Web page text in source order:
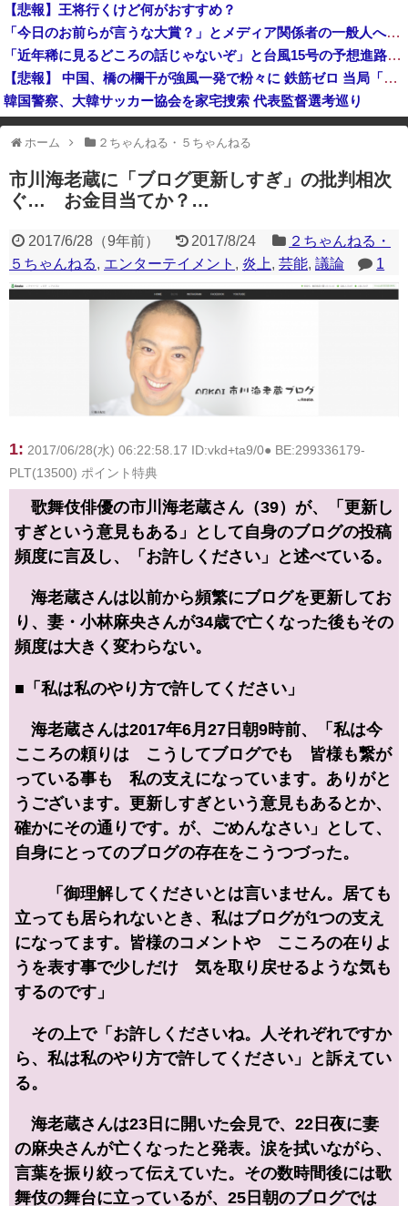
【悲報】王将行くけど何がおすすめ？
「今日のお前らが言うな大賞？」とメディア関係者の一般人への苦言にツッコミ殺到、被災地の避難所でカメラまわすのは……
「近年稀に見るどころの話じゃないぞ」と台風15号の予想進路に困惑する人が多数、偏西風が全く通用していないんだけど……
【悲報】 中国、橋の欄干が強風一発で粉々に 鉄筋ゼロ 当局「接着剤でくっつけただけ」「正常で、品質問題はない」
韓国警察、大韓サッカー協会を家宅捜索 代表監督選考巡り
「中国人ってこんなに嫌われているの？」日本生活9年目で明かす本心！
一部のコンテンツが表示されなくなったり、サイト全体のレイアウトが崩れ
たりする場合があります。
ホーム ２ちゃんねる・５ちゃんねる
市川海老蔵に「ブログ更新しすぎ」の批判相次
ぐ… お金目当てか？…
2017/6/28（9年前） 2017/8/24
２ちゃんねる・
５ちゃんねる, エンターテイメント , 炎上, 芸能, 議論 1
1: 2017/06/28(水) 06:22:58.17 ID:vkd+ta9/0● BE:299336179-
PLT(13500) ポイント特典
歌舞伎俳優の市川海老蔵さん（39）が、「更新し
すぎという意見もある」として自身のブログの投稿
頻度に言及し、「お許しください」と述べている。
海老蔵さんは以前から頻繁にブログを更新してお
り、妻・小林麻央さんが34歳で亡くなった後もその
頻度は大きく変わらない。
■「私は私のやり方で許してください」
海老蔵さんは2017年6月27日朝9時前、「私は今
こころの頼りは こうしてブログでも 皆様も繋が
っている事も 私の支えになっています。ありがと
うございます。更新しすぎという意見もあるとか、
確かにその通りです。が、ごめんなさい」として、
自身にとってのブログの存在をこうつづった。
「御理解してくださいとは言いません。居ても
立っても居られないとき、私はブログが1つの支え
になってます。皆様のコメントや こころの在りよ
うを表す事で少しだけ 気を取り戻せるような気も
するのです」
その上で「お許しくださいね。人それぞれですか
ら、私は私のやり方で許してください」と訴えてい
る。
海老蔵さんは23日に開いた会見で、22日夜に妻
の麻央さんが亡くなったと発表。涙を拭いながら、
言葉を振り絞って伝えていた。その数時間後には歌
舞伎の舞台に立っているが、25日朝のブログでは